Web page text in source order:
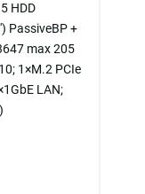
HDD
PassiveBP +
max 205
1×M.2 PCIe
LAN;